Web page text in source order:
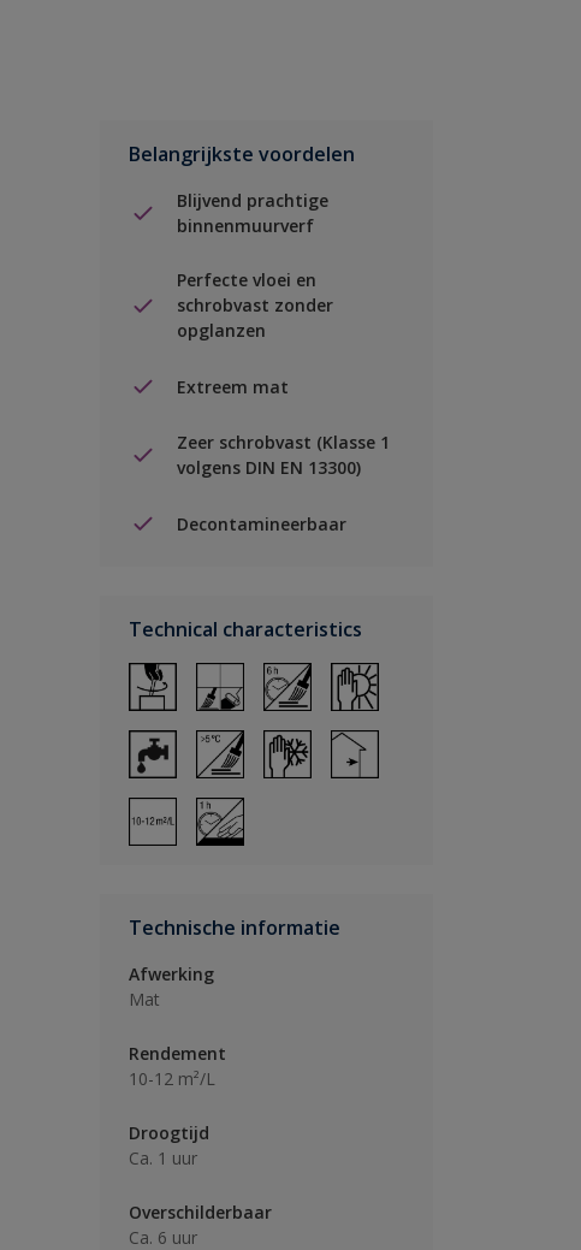
Belangrijkste voordelen
Blijvend prachtige
binnenmuurverf
Perfecte vloei en
schrobvast zonder
opglanzen
Extreem mat
Zeer schrobvast (Klasse 1
volgens DIN EN 13300)
Decontamineerbaar
Technical characteristics
Technische informatie
Afwerking
Mat
Rendement
10-12 m²/L
Droogtijd
Ca. 1 uur
Overschilderbaar
Ca. 6 uur